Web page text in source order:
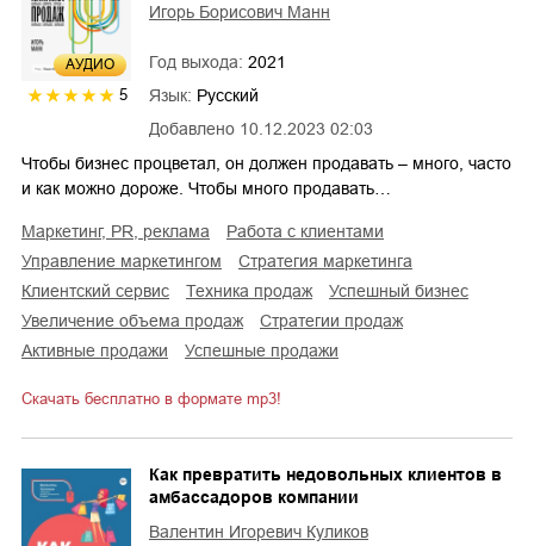
AУДИО
5
Добавлено 10.12.2023 02:03
Игорь Борисович Манн
Год выхода: 2021
Язык: Русский
Чтобы бизнес процветал, он должен продавать – много, часто
и как можно дороже. Чтобы много продавать…
маркетинг, PR, реклама
работа с клиентами
управление маркетингом
стратегия маркетинга
клиентский сервис
техника продаж
успешный бизнес
увеличение объема продаж
стратегии продаж
активные продажи
успешные продажи
Скачать бесплатно в формате mp3!
Как превратить недовольных клиентов в
амбассадоров компании
Валентин Игоревич Куликов